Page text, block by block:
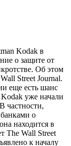
Kodak в
о защите от
Об этом
Street Journal.
еще есть шанс
уже начали
частности,
о
находится в
The Wall Street
к началу